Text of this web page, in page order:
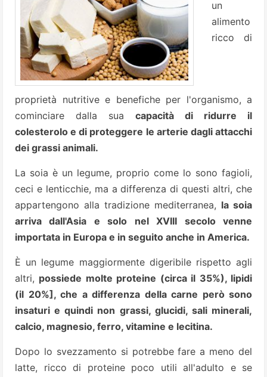
un
alimento
ricco di
proprietà nutritive e benefiche per l'organismo, a
cominciare dalla sua capacità di ridurre il
colesterolo e di proteggere le arterie dagli attacchi
dei grassi animali.
La soia è un legume, proprio come lo sono fagioli,
ceci e lenticchie, ma a differenza di questi altri, che
appartengono alla tradizione mediterranea, la soia
arriva dall'Asia e solo nel XVIII secolo venne
importata in Europa e in seguito anche in America.
È un legume maggiormente digeribile rispetto agli
altri, possiede molte proteine (circa il 35%), lipidi
(il 20%], che a differenza della carne però sono
insaturi e quindi non grassi, glucidi, sali minerali,
calcio, magnesio, ferro, vitamine e lecitina.
Dopo lo svezzamento si potrebbe fare a meno del
latte, ricco di proteine poco utili all'adulto e se